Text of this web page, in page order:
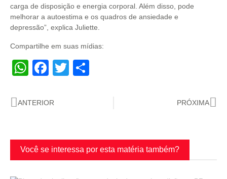
carga de disposição e energia corporal. Além disso, pode
melhorar a autoestima e os quadros de ansiedade e
depressão”, explica Juliette.
Compartilhe em suas mídias:
WhatsApp
Facebook
Twitter
ANTERIOR PRÓXIMA
Você se interessa por esta matéria também?